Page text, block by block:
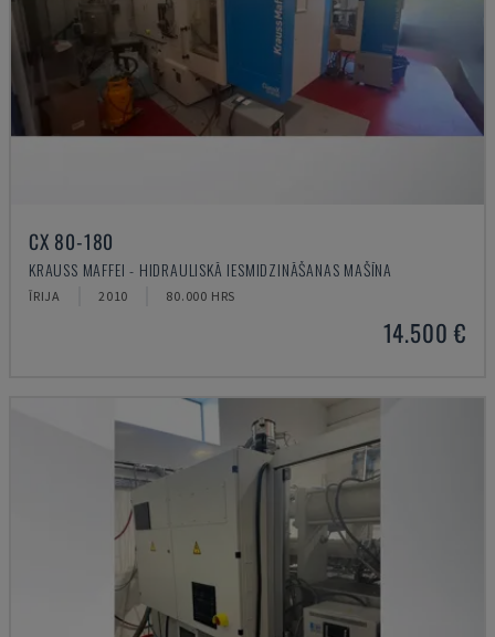
CX 80-180
KRAUSS MAFFEI - HIDRAULISKĀ IESMIDZINĀŠANAS MAŠĪNA
ĪRIJA 2010 80.000 HRS
14.500 €